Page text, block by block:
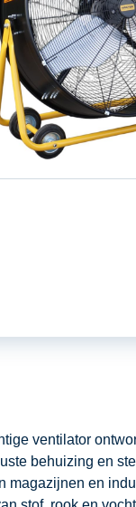
ventilator
behuizing en
magazijnen en